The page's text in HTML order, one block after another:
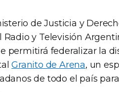
de Justicia y
Radio y Televisión
permitirá federalizar la
Granito de Arena, un
de todo el país